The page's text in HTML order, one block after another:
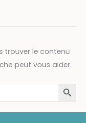
trouver le contenu
peut vous aider.
Search Button